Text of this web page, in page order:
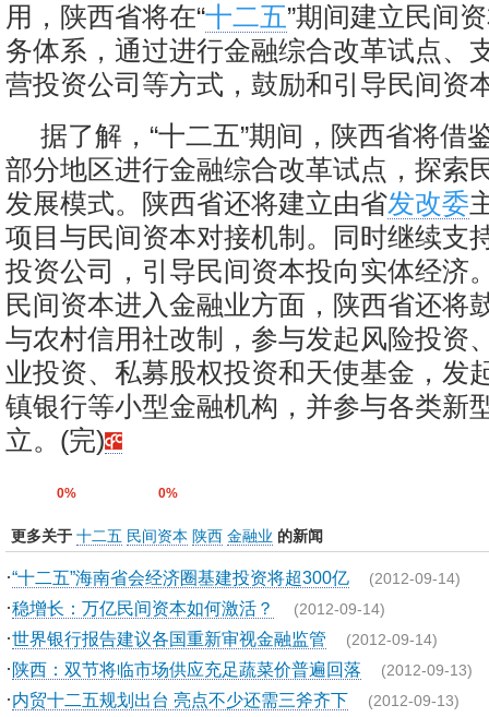
用，陕西省将在“十二五”期间建立民间
务体系，通过进行金融综合改革试点、
营投资公司等方式，鼓励和引导民间资
据了解，“十二五”期间，陕西省将借
部分地区进行金融综合改革试点，探索
发展模式。陕西省还将建立由省发改委
项目与民间资本对接机制。同时继续支
投资公司，引导民间资本投向实体经济
民间资本进入金融业方面，陕西省还将
与农村信用社改制，参与发起风险投资
业投资、私募股权投资和天使基金，发
镇银行等小型金融机构，并参与各类新
立。(完)
0% 0%
更多关于 十二五 民间资本 陕西 金融业 的新闻
·“十二五”海南省会经济圈基建投资将超300亿 (2012-09-14)
·稳增长：万亿民间资本如何激活？ (2012-09-14)
·世界银行报告建议各国重新审视金融监管 (2012-09-14)
·陕西：双节将临市场供应充足蔬菜价普遍回落 (2012-09-13)
·内贸十二五规划出台 亮点不少还需三斧齐下 (2012-09-13)